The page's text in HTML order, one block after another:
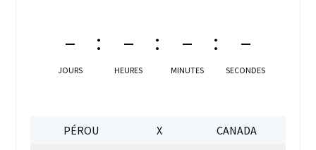
–
JOURS
–
HEURES
–
MINUTES
–
SECONDES
PÉROU X
CANADA